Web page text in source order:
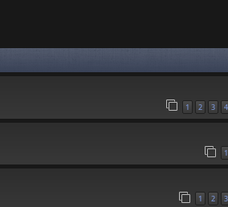
1 2 3 4
1
1 2 3